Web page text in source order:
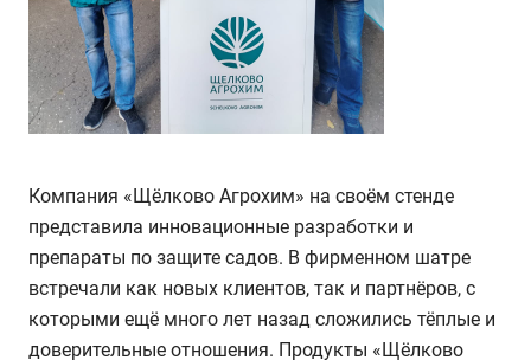
Компания «Щёлково Агрохим» на своём стенде
представила инновационные разработки и
препараты по защите садов. В фирменном шатре
встречали как новых клиентов, так и партнёров, с
которыми ещё много лет назад сложились тёплые и
доверительные отношения. Продукты «Щёлково